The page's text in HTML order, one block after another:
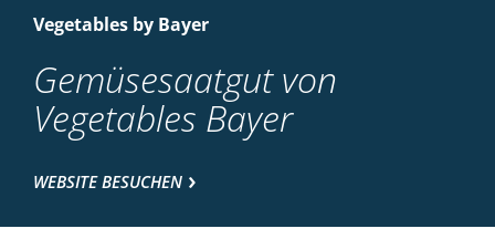
Vegetables by Bayer
Gemüsesaatgut von
Vegetables Bayer
WEBSITE BESUCHEN